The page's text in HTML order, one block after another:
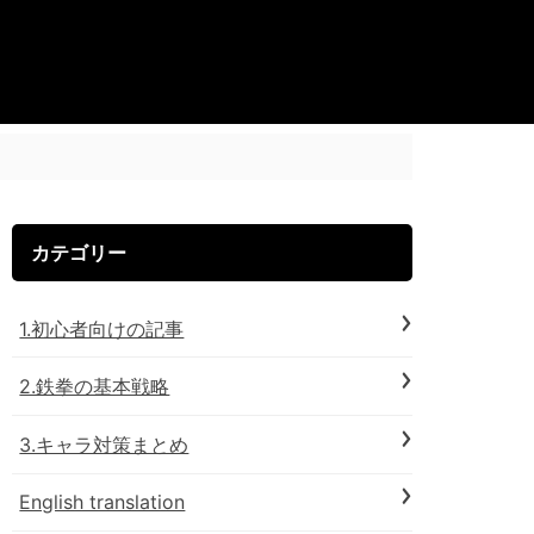
カテゴリー
1.初心者向けの記事
2.鉄拳の基本戦略
3.キャラ対策まとめ
English translation